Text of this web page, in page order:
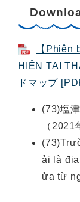
【
HIÊN TAI
ドマップ
(73)塩
（2021
ải là
ửa từ